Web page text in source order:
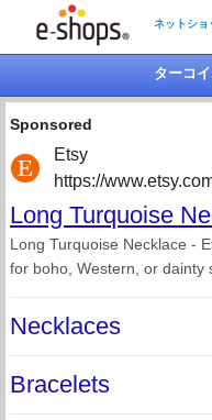
ネットショ
ターコ